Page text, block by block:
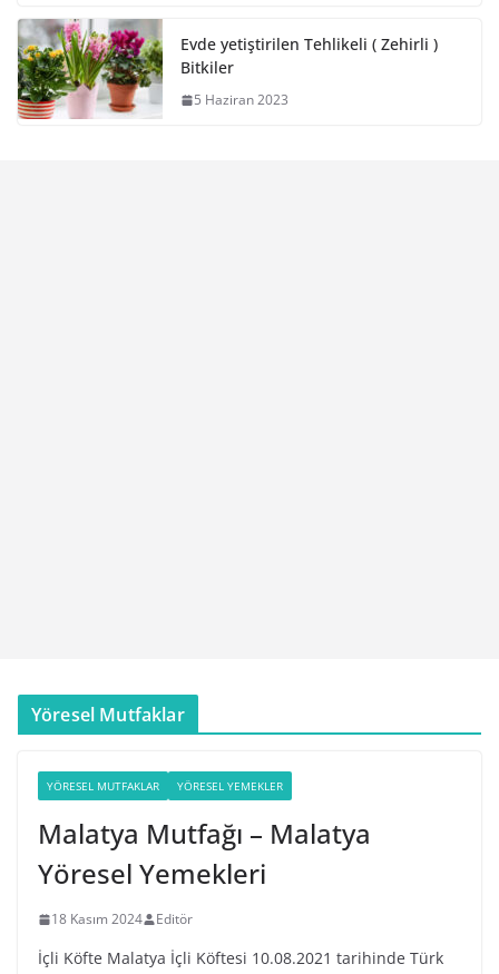
Evde yetiştirilen Tehlikeli ( Zehirli )
Bitkiler
5 Haziran 2023
Yöresel Mutfaklar
YÖRESEL MUTFAKLAR YÖRESEL YEMEKLER
Malatya Mutfağı – Malatya
Yöresel Yemekleri
18 Kasım 2024 Editör
İçli Köfte Malatya İçli Köftesi 10.08.2021 tarihinde Türk